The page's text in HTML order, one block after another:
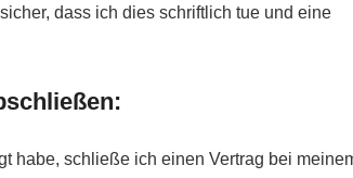
dass ich dies schriftlich tue und eine
habe, schließe ich einen Vertrag bei